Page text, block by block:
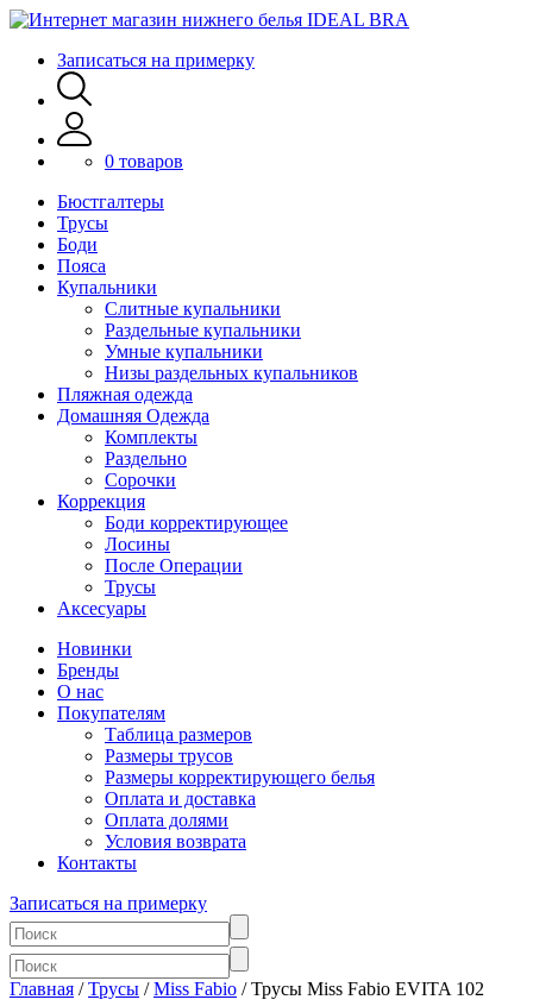
Записаться на примерку
0 товаров
Бюстгалтеры
Трусы
Боди
Пояса
Купальники
Слитные купальники
Раздельные купальники
Умные купальники
Низы раздельных купальников
Пляжная одежда
Домашняя Одежда
Комплекты
Раздельно
Сорочки
Коррекция
Боди корректирующее
Лосины
После Операции
Трусы
Аксесуары
Новинки
Бренды
О нас
Покупателям
Таблица размеров
Размеры трусов
Размеры корректирующего белья
Оплата и доставка
Оплата долями
Условия возврата
Контакты
Записаться на примерку
Главная /Трусы /Miss Fabio / Трусы Miss Fabio EVITA 102